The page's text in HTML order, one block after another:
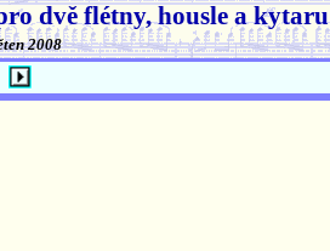
dvě flétny, housle a kytaru
2008